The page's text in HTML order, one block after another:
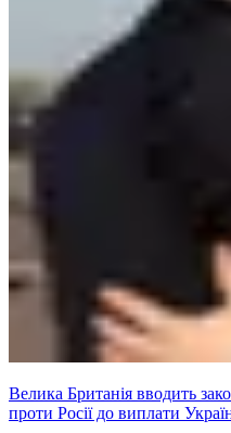
Велика Британія вводить
проти Росії до виплати